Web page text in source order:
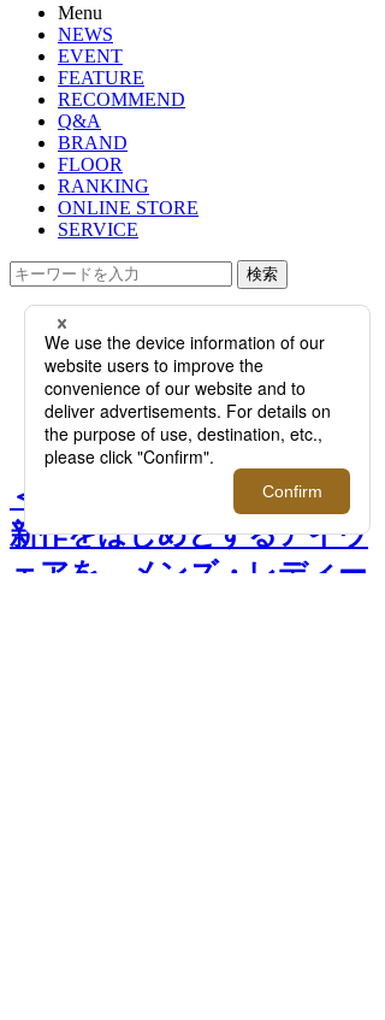
Menu
NEWS
EVENT
FEATURE
RECOMMEND
Q&A
BRAND
FLOOR
RANKING
ONLINE STORE
SERVICE
検索
TOP
PHOTO
＜アコニ＞｜2026年春夏の新作をは
じめとするアイウェアを、メンズ・
レディースともにご紹介。【伊勢丹
新宿店】
＜アコニ＞｜2026年春夏の
新作をはじめとするアイウ
ェアを、メンズ・レディー